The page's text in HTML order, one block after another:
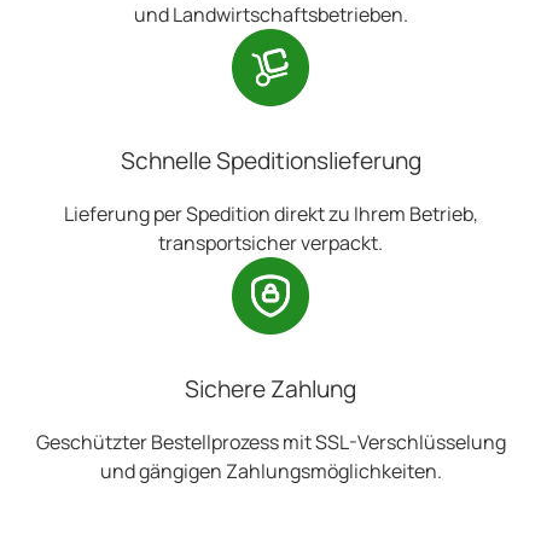
und Landwirtschaftsbetrieben.
Schnelle Speditionslieferung
Lieferung per Spedition direkt zu Ihrem Betrieb,
transportsicher verpackt.
Sichere Zahlung
Geschützter Bestellprozess mit SSL-Verschlüsselung
und gängigen Zahlungsmöglichkeiten.